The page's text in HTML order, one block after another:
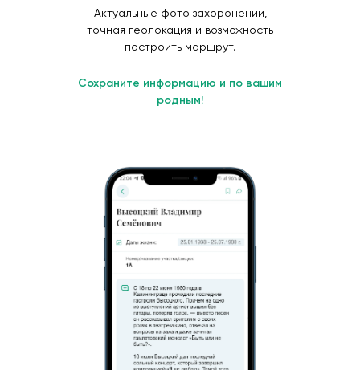
Актуальные фото захоронений,
точная геолокация и возможность
построить маршрут.
Сохраните информацию и по вашим
родным!